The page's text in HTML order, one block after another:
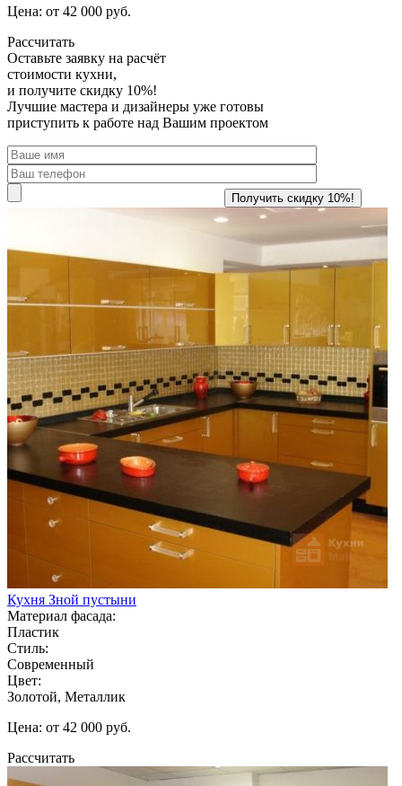
Цена: от 42 000 руб.
Рассчитать
Оставьте заявку на расчёт
стоимости кухни,
и получите скидку 10%!
Лучшие мастера и дизайнеры уже готовы
приступить к работе над Вашим проектом
Кухня Зной пустыни
Материал фасада:
Пластик
Стиль:
Современный
Цвет:
Золотой, Металлик
Цена: от 42 000 руб.
Рассчитать